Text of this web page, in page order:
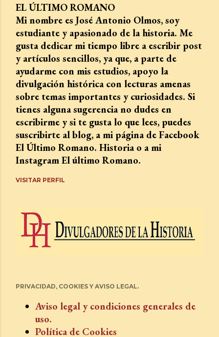
EL ÚLTIMO ROMANO
Mi nombre es José Antonio Olmos, soy
estudiante y apasionado de la historia. Me
gusta dedicar mi tiempo libre a escribir post
y artículos sencillos, ya que, a parte de
ayudarme con mis estudios, apoyo la
divulgación histórica con lecturas amenas
sobre temas importantes y curiosidades. Si
tienes alguna sugerencia no dudes en
escribirme y si te gusta lo que lees, puedes
suscribirte al blog, a mi página de Facebook
El Último Romano. Historia o a mi
Instagram El último Romano.
VISITAR PERFIL
PRIVACIDAD, COOKIES Y AVISO LEGAL.
Aviso legal y condiciones generales de
uso.
Política de Cookies